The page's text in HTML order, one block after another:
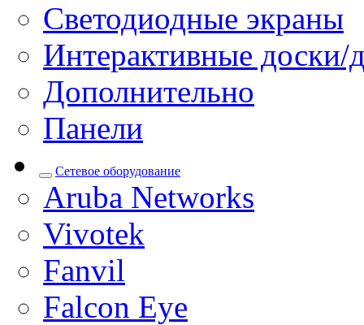
Светодиодные экраны
Интерактивные доски/
Дополнительно
Панели
Сетевое оборудование
Aruba Networks
Vivotek
Fanvil
Falcon Eye